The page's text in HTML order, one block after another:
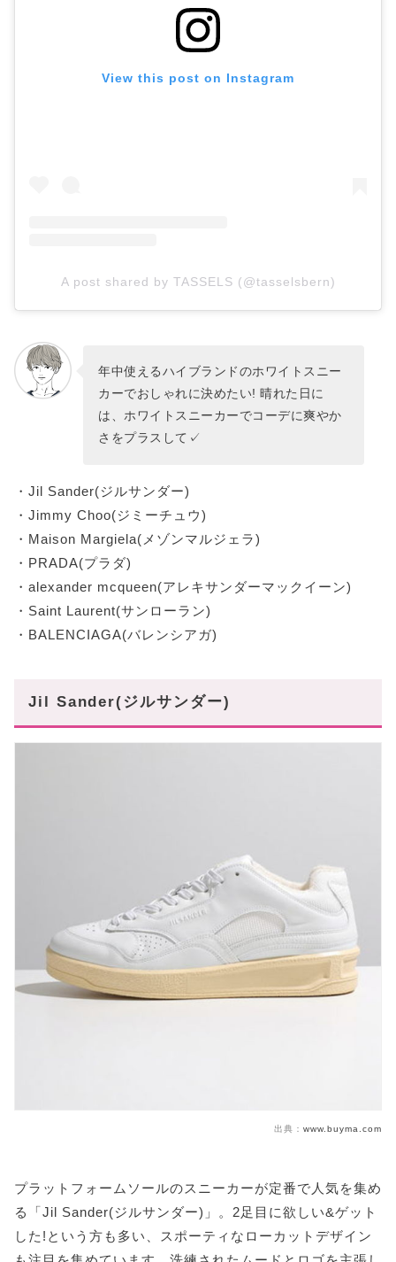
View this post on Instagram
A post shared by TASSELS (@tasselsbern)
年中使えるハイブランドのホワイトスニー
カーでおしゃれに決めたい! 晴れた日に
は、ホワイトスニーカーでコーデに爽やか
さをプラスして✓
・Jil Sander(ジルサンダー)
・Jimmy Choo(ジミーチュウ)
・Maison Margiela(メゾンマルジェラ)
・PRADA(プラダ)
・alexander mcqueen(アレキサンダーマックイーン)
・Saint Laurent(サンローラン)
・BALENCIAGA(バレンシアガ)
Jil Sander(ジルサンダー)
出典： www.buyma.com
プラットフォームソールのスニーカーが定番で人気を集め
る「Jil Sander(ジルサンダー)」。2足目に欲しい&ゲット
した!という方も多い、スポーティなローカットデザイン